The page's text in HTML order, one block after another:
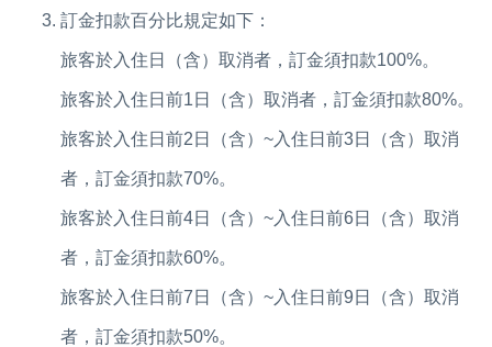
訂金扣款百分比規定如下：
旅客於入住日（含）取消者，訂金須扣款100%。
旅客於入住日前1日（含）取消者，訂金須扣款80%。
旅客於入住日前2日（含）~入住日前3日（含）取消
者，訂金須扣款70%。
旅客於入住日前4日（含）~入住日前6日（含）取消
者，訂金須扣款60%。
旅客於入住日前7日（含）~入住日前9日（含）取消
者，訂金須扣款50%。